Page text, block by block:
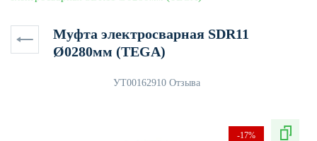
Муфта электросварная SDR11
Ø0280мм (TEGA)
УТ00162910 Отзыва
-17%